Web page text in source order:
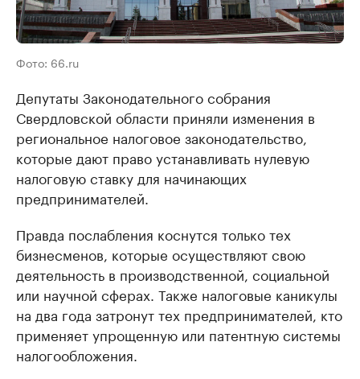
Фото: 66.ru
Депутаты Законодательного собрания
Свердловской области приняли изменения в
региональное налоговое законодательство,
которые дают право устанавливать нулевую
налоговую ставку для начинающих
предпринимателей.
Правда послабления коснутся только тех
бизнесменов, которые осуществляют свою
деятельность в производственной, социальной
или научной сферах. Также налоговые каникулы
на два года затронут тех предпринимателей, кто
применяет упрощенную или патентную системы
налогообложения.